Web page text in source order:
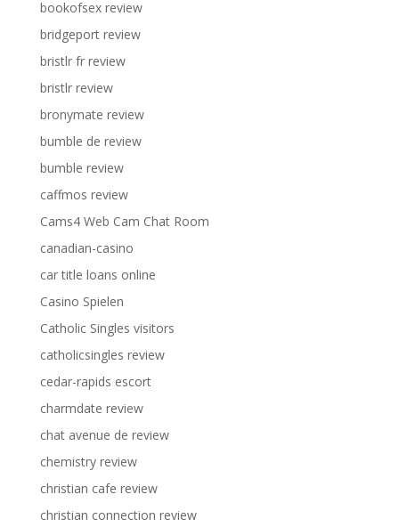
bookofsex review
bridgeport review
bristlr fr review
bristlr review
bronymate review
bumble de review
bumble review
caffmos review
Cams4 Web Cam Chat Room
canadian-casino
car title loans online
Casino Spielen
Catholic Singles visitors
catholicsingles review
cedar-rapids escort
charmdate review
chat avenue de review
chemistry review
christian cafe review
christian connection review